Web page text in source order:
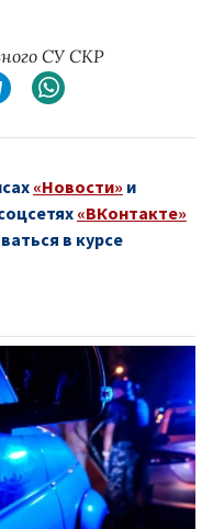
СУ СКР
«Новости» и
«ВКонтакте»
в курсе